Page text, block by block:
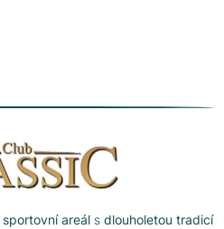
sportovní areáls dlouholetou tradicí